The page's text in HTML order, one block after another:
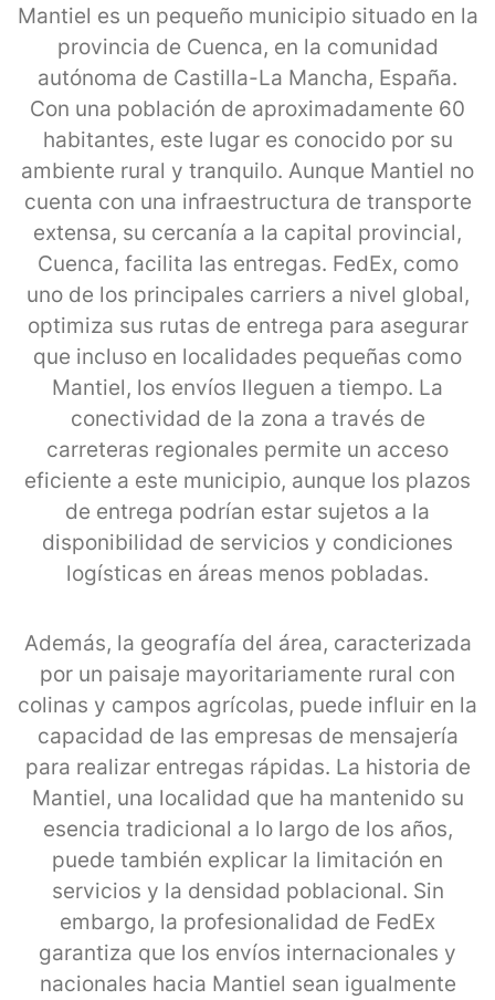
Mantiel es un pequeño municipio situado en la
provincia de Cuenca, en la comunidad
autónoma de Castilla-La Mancha, España.
Con una población de aproximadamente 60
habitantes, este lugar es conocido por su
ambiente rural y tranquilo. Aunque Mantiel no
cuenta con una infraestructura de transporte
extensa, su cercanía a la capital provincial,
Cuenca, facilita las entregas. FedEx, como
uno de los principales carriers a nivel global,
optimiza sus rutas de entrega para asegurar
que incluso en localidades pequeñas como
Mantiel, los envíos lleguen a tiempo. La
conectividad de la zona a través de
carreteras regionales permite un acceso
eficiente a este municipio, aunque los plazos
de entrega podrían estar sujetos a la
disponibilidad de servicios y condiciones
logísticas en áreas menos pobladas.
Además, la geografía del área, caracterizada
por un paisaje mayoritariamente rural con
colinas y campos agrícolas, puede influir en la
capacidad de las empresas de mensajería
para realizar entregas rápidas. La historia de
Mantiel, una localidad que ha mantenido su
esencia tradicional a lo largo de los años,
puede también explicar la limitación en
servicios y la densidad poblacional. Sin
embargo, la profesionalidad de FedEx
garantiza que los envíos internacionales y
nacionales hacia Mantiel sean igualmente